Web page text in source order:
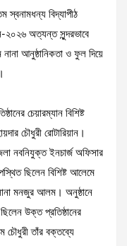
স্বনামধন্য বিদ্যাপীঠ
২০২৬ অত্যন্ত সুন্দরভাবে
আনুষ্ঠানিকতা ও ফুল দিয়ে
চেয়ারম্যান বিশিষ্ট
চৌধুরী রোটারিয়ান।
নবনিযুক্ত ইনচার্জ অফিসার
ছিলেন বিশিষ্ট আলেমে
মনজুর আলম। অনুষ্ঠানে
উক্ত প্রতিষ্ঠানের
চৌধুরী তাঁর বক্তব্যে